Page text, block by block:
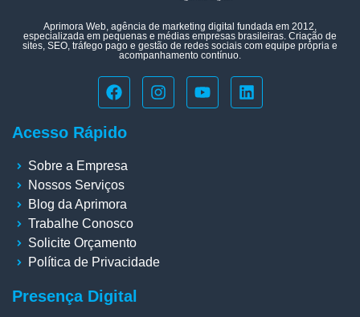
Aprimora Web, agência de marketing digital fundada em 2012,
especializada em pequenas e médias empresas brasileiras. Criação de
sites, SEO, tráfego pago e gestão de redes sociais com equipe própria e
acompanhamento contínuo.
Acesso Rápido
Sobre a Empresa
Nossos Serviços
Blog da Aprimora
Trabalhe Conosco
Solicite Orçamento
Política de Privacidade
Presença Digital